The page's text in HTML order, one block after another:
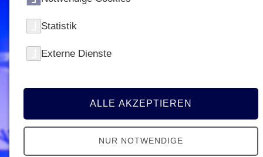
Statistik
Externe Dienste
ALLE AKZEPTIEREN
NUR NOTWENDIGE